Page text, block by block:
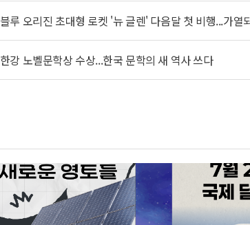
블루 오리진 초대형 로켓 '뉴 글렌' 다음달 첫 비행...가열
한강 노벨문학상 수상...한국 문학의 새 역사 쓰다